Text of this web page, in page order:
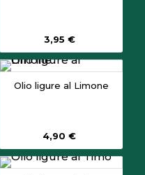
3,95 €
Olio ligure al Limone
4,90 €